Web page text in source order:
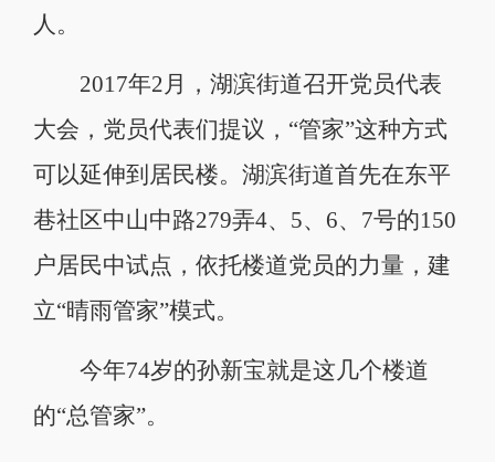
人。
2017年2月，湖滨街道召开党员代表
大会，党员代表们提议，“管家”这种方式
可以延伸到居民楼。湖滨街道首先在东平
巷社区中山中路279弄4、5、6、7号的150
户居民中试点，依托楼道党员的力量，建
立“晴雨管家”模式。
今年74岁的孙新宝就是这几个楼道
的“总管家”。